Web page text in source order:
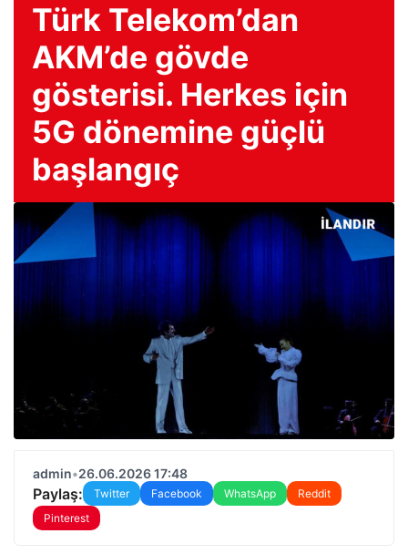
Türk Telekom’dan
AKM’de gövde
gösterisi. Herkes için
5G dönemine güçlü
başlangıç
admin•26.06.2026 17:48
Paylaş: Twitter Facebook WhatsApp
Reddit
Pinterest